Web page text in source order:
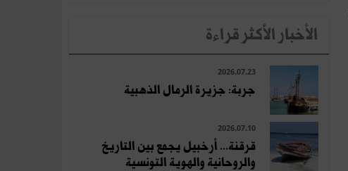
الأخبار الأكثر قراءة
2026.07.23
جربة: جزيرة الرمال الذهبية
2026.07.10
قرقنة... أرخبيل يجمع بين التاريخ
والروحانية والهوية التونسية